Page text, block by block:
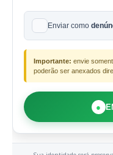
Enviar como
Importante: envie
poderão ser anexados
●